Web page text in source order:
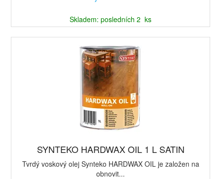
Skladem: posledních 2 ks
SYNTEKO HARDWAX OIL 1 L SATIN
Tvrdý voskový olej Synteko HARDWAX OIL je založen na
obnovit...